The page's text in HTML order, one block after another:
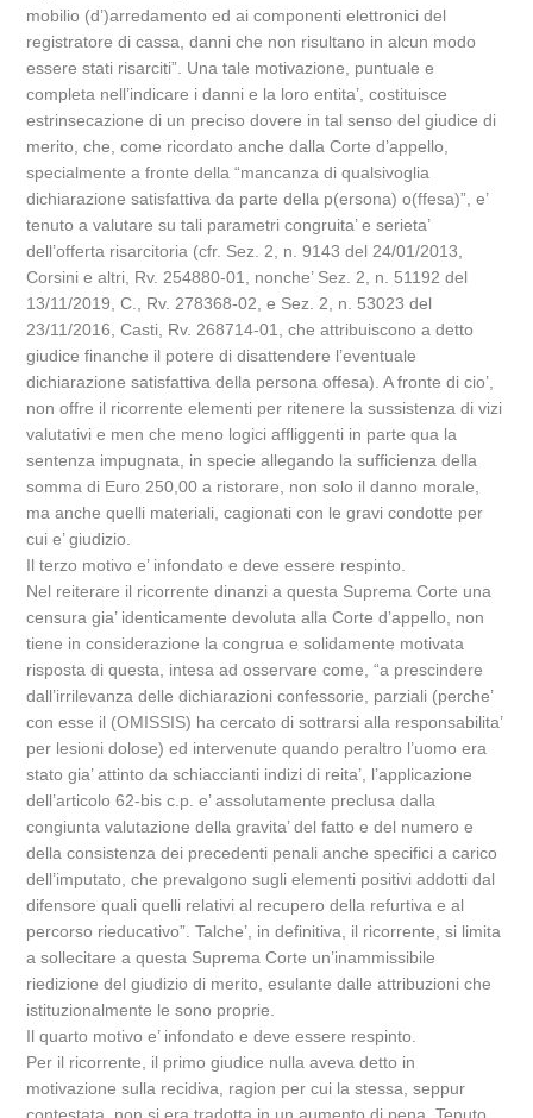
mobilio (d’)arredamento ed ai componenti elettronici del
registratore di cassa, danni che non risultano in alcun modo
essere stati risarciti”. Una tale motivazione, puntuale e
completa nell’indicare i danni e la loro entita’, costituisce
estrinsecazione di un preciso dovere in tal senso del giudice di
merito, che, come ricordato anche dalla Corte d’appello,
specialmente a fronte della “mancanza di qualsivoglia
dichiarazione satisfattiva da parte della p(ersona) o(ffesa)”, e’
tenuto a valutare su tali parametri congruita’ e serieta’
dell’offerta risarcitoria (cfr. Sez. 2, n. 9143 del 24/01/2013,
Corsini e altri, Rv. 254880-01, nonche’ Sez. 2, n. 51192 del
13/11/2019, C., Rv. 278368-02, e Sez. 2, n. 53023 del
23/11/2016, Casti, Rv. 268714-01, che attribuiscono a detto
giudice finanche il potere di disattendere l’eventuale
dichiarazione satisfattiva della persona offesa). A fronte di cio’,
non offre il ricorrente elementi per ritenere la sussistenza di vizi
valutativi e men che meno logici affliggenti in parte qua la
sentenza impugnata, in specie allegando la sufficienza della
somma di Euro 250,00 a ristorare, non solo il danno morale,
ma anche quelli materiali, cagionati con le gravi condotte per
cui e’ giudizio.
Il terzo motivo e’ infondato e deve essere respinto.
Nel reiterare il ricorrente dinanzi a questa Suprema Corte una
censura gia’ identicamente devoluta alla Corte d’appello, non
tiene in considerazione la congrua e solidamente motivata
risposta di questa, intesa ad osservare come, “a prescindere
dall’irrilevanza delle dichiarazioni confessorie, parziali (perche’
con esse il (OMISSIS) ha cercato di sottrarsi alla responsabilita’
per lesioni dolose) ed intervenute quando peraltro l’uomo era
stato gia’ attinto da schiaccianti indizi di reita’, l’applicazione
dell’articolo 62-bis c.p. e’ assolutamente preclusa dalla
congiunta valutazione della gravita’ del fatto e del numero e
della consistenza dei precedenti penali anche specifici a carico
dell’imputato, che prevalgono sugli elementi positivi addotti dal
difensore quali quelli relativi al recupero della refurtiva e al
percorso rieducativo”. Talche’, in definitiva, il ricorrente, si limita
a sollecitare a questa Suprema Corte un’inammissibile
riedizione del giudizio di merito, esulante dalle attribuzioni che
istituzionalmente le sono proprie.
Il quarto motivo e’ infondato e deve essere respinto.
Per il ricorrente, il primo giudice nulla aveva detto in
motivazione sulla recidiva, ragion per cui la stessa, seppur